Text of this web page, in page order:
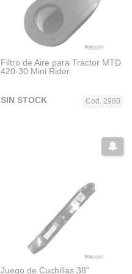
Filtro de Aire para Tractor MTD
420-30 Mini Rider
Cod. 2980
SIN STOCK
Juego de Cuchillas 38"